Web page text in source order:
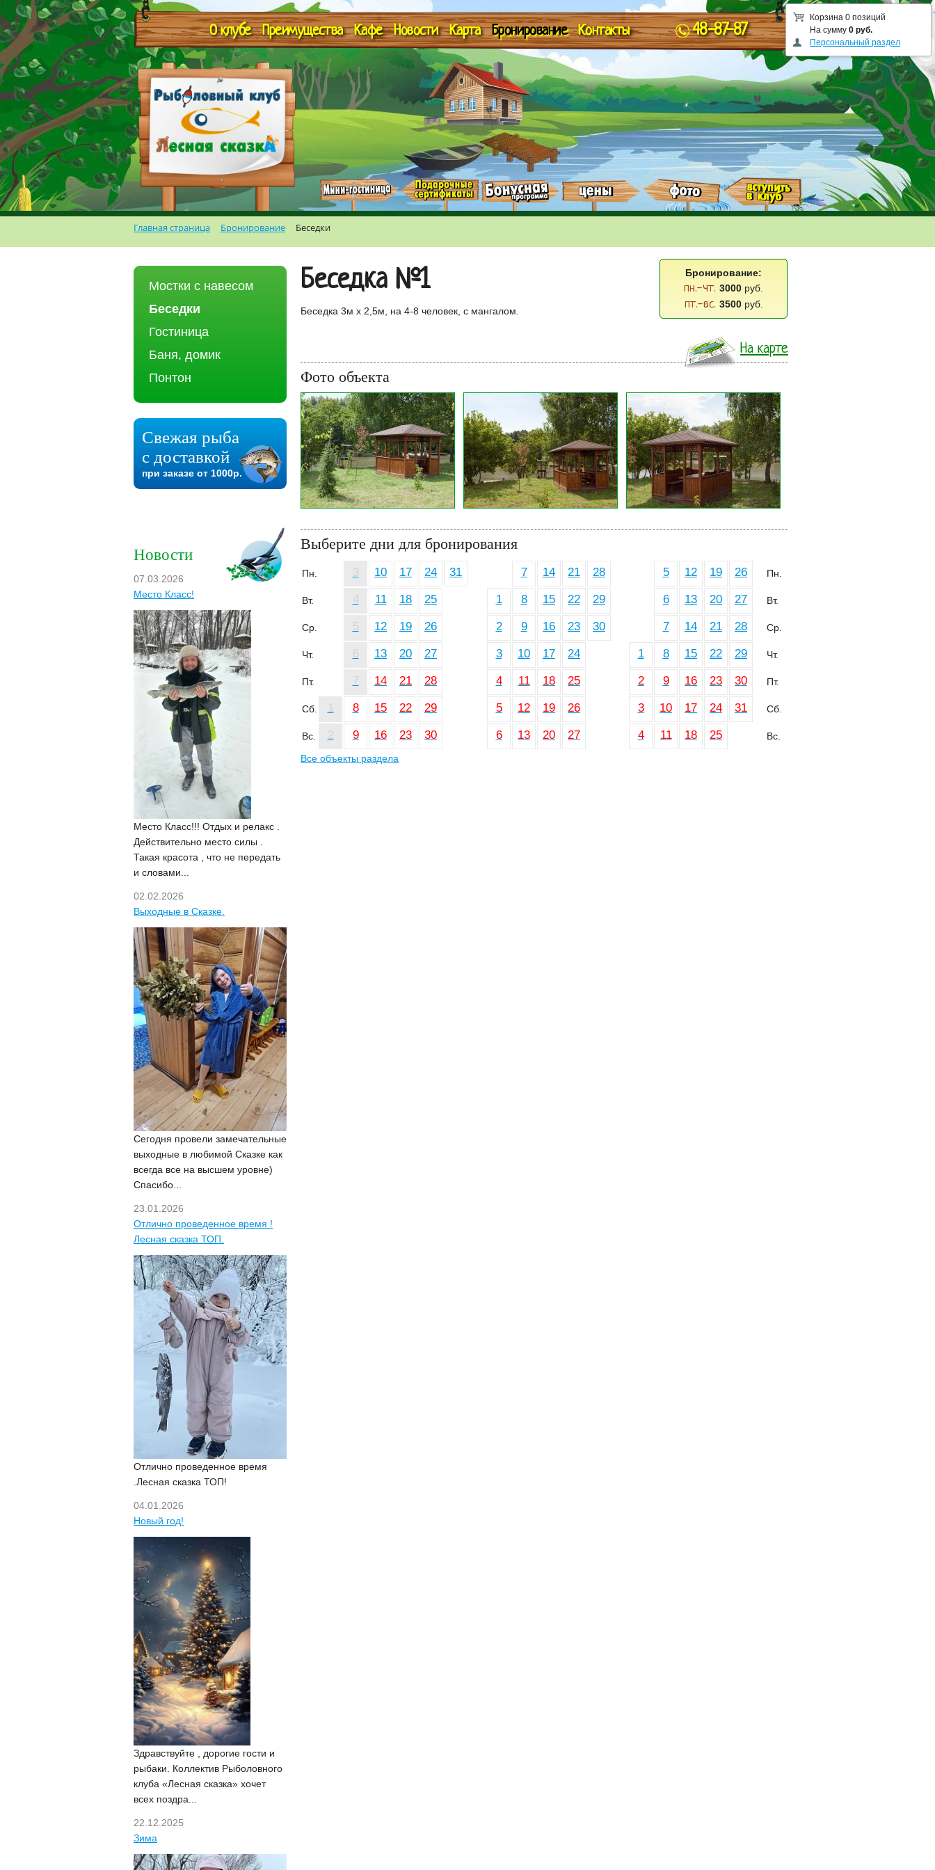
О клубе Преимущества Кафе Новости Карта Бронирование Контакты 48-87-87
Главная страница Бронирование Беседки
Корзина 0 позиций
На сумму 0 руб.
Персональный раздел
Мостки с навесом
Беседки
Гостиница
Баня, домик
Понтон
Свежая рыба
с доставкой
при заказе от 1000р.
Новости
07.03.2026
Место Класс!
Место Класс!!! Отдых и релакс .
Действительно место силы .
Такая красота , что не передать
и словами...
02.02.2026
Выходные в Сказке.
Сегодня провели замечательные
выходные в любимой Сказке как
всегда все на высшем уровне)
Спасибо...
23.01.2026
Отлично проведенное время !
Лесная сказка ТОП.
Отлично проведенное время
.Лесная сказка ТОП!
04.01.2026
Новый год!
Здравствуйте , дорогие гости и
рыбаки. Коллектив Рыболовного
клуба «Лесная сказка» хочет
всех поздра...
22.12.2025
Зима
Беседка №1 Бронирование:
пн.-чт. 3000 руб.
пт.-вс. 3500руб.
Беседка 3м х 2,5м, на 4-8 человек, с мангалом.
На карте
Фото объекта
Выберите дни для бронирования
Пн. 10 17 24 31
Вт. 11 18 25
Ср. 12 19 26
Чт. 13 20 27
Пт. 14 21 28
Сб. 8 15 22 29
Вс. 9 16 23 30
7 14 21 28
1 8 15 22 29
2 9 16 23 30
3 10 17 24
4 11 18 25
5 12 19 26
6 13 20 27
5 12 19 26 Пн.
6 13 20 27 Вт.
7 14 21 28 Ср.
1 8 15 22 29 Чт.
2 9 16 23 30 Пт.
3 10 17 24 31 Сб.
4 11 18 25
Вс.
Все объекты раздела